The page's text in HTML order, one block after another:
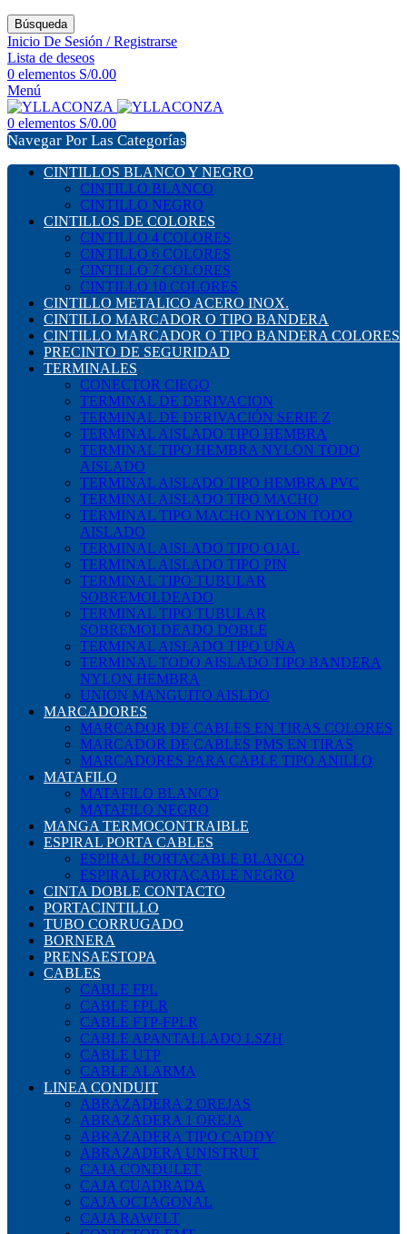
Búsqueda
Inicio De Sesión / Registrarse
Lista de deseos
0 elementos S/0.00
Menú
0 elementos S/0.00
Navegar Por Las Categorías
CINTILLOS BLANCO Y NEGRO
CINTILLO BLANCO
CINTILLO NEGRO
CINTILLOS DE COLORES
CINTILLO 4 COLORES
CINTILLO 6 COLORES
CINTILLO 7 COLORES
CINTILLO 10 COLORES
CINTILLO METALICO ACERO INOX.
CINTILLO MARCADOR O TIPO BANDERA
CINTILLO MARCADOR O TIPO BANDERA COLORES
PRECINTO DE SEGURIDAD
TERMINALES
CONECTOR CIEGO
TERMINAL DE DERIVACION
TERMINAL DE DERIVACIÓN SERIE Z
TERMINAL AISLADO TIPO HEMBRA
TERMINAL TIPO HEMBRA NYLON TODO
AISLADO
TERMINAL AISLADO TIPO HEMBRA PVC
TERMINAL AISLADO TIPO MACHO
TERMINAL TIPO MACHO NYLON TODO
AISLADO
TERMINAL AISLADO TIPO OJAL
TERMINAL AISLADO TIPO PIN
TERMINAL TIPO TUBULAR
SOBREMOLDEADO
TERMINAL TIPO TUBULAR
SOBREMOLDEADO DOBLE
TERMINAL AISLADO TIPO UÑA
TERMINAL TODO AISLADO TIPO BANDERA
NYLON HEMBRA
UNION MANGUITO AISLDO
MARCADORES
MARCADOR DE CABLES EN TIRAS COLORES
MARCADOR DE CABLES PMS EN TIRAS
MARCADORES PARA CABLE TIPO ANILLO
MATAFILO
MATAFILO BLANCO
MATAFILO NEGRO
MANGA TERMOCONTRAIBLE
ESPIRAL PORTA CABLES
ESPIRAL PORTACABLE BLANCO
ESPIRAL PORTACABLE NEGRO
CINTA DOBLE CONTACTO
PORTACINTILLO
TUBO CORRUGADO
BORNERA
PRENSAESTOPA
CABLES
CABLE FPL
CABLE FPLR
CABLE FTP-FPLR
CABLE APANTALLADO LSZH
CABLE UTP
CABLE ALARMA
LINEA CONDUIT
ABRAZADERA 2 OREJAS
ABRAZADERA 1 OREJA
ABRAZADERA TIPO CADDY
ABRAZADERA UNISTRUT
CAJA CONDULET
CAJA CUADRADA
CAJA OCTAGONAL
CAJA RAWELT